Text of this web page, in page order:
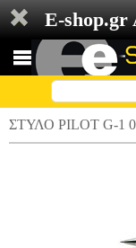
E-shop.gr
ΣΤΥΛΟ PILOT G-1